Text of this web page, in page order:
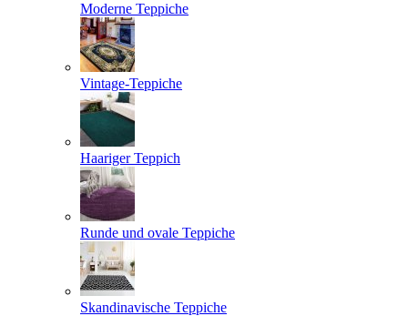
Moderne Teppiche
Vintage-Teppiche
Haariger Teppich
Runde und ovale Teppiche
Skandinavische Teppiche